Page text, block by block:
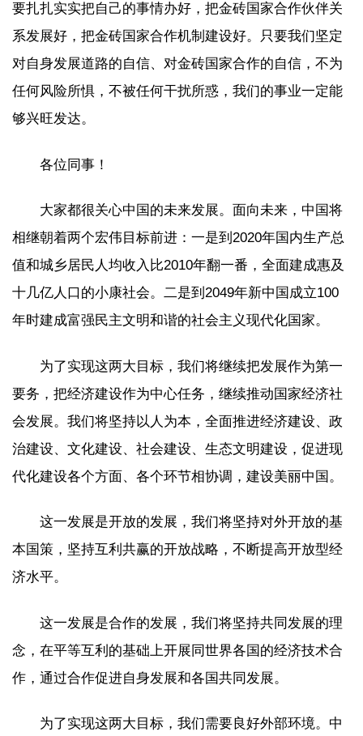
要扎扎实实把自己的事情办好，把金砖国家合作伙伴关
系发展好，把金砖国家合作机制建设好。只要我们坚定
对自身发展道路的自信、对金砖国家合作的自信，不为
任何风险所惧，不被任何干扰所惑，我们的事业一定能
够兴旺发达。
各位同事！
大家都很关心中国的未来发展。面向未来，中国将
相继朝着两个宏伟目标前进：一是到2020年国内生产总
值和城乡居民人均收入比2010年翻一番，全面建成惠及
十几亿人口的小康社会。二是到2049年新中国成立100
年时建成富强民主文明和谐的社会主义现代化国家。
为了实现这两大目标，我们将继续把发展作为第一
要务，把经济建设作为中心任务，继续推动国家经济社
会发展。我们将坚持以人为本，全面推进经济建设、政
治建设、文化建设、社会建设、生态文明建设，促进现
代化建设各个方面、各个环节相协调，建设美丽中国。
这一发展是开放的发展，我们将坚持对外开放的基
本国策，坚持互利共赢的开放战略，不断提高开放型经
济水平。
这一发展是合作的发展，我们将坚持共同发展的理
念，在平等互利的基础上开展同世界各国的经济技术合
作，通过合作促进自身发展和各国共同发展。
为了实现这两大目标，我们需要良好外部环境。中